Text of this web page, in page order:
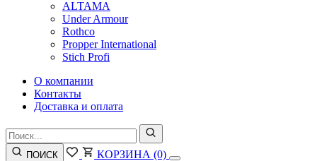
ALTAMA
Under Armour
Rothco
Propper International
Stich Profi
О компании
Контакты
Доставка и оплата
ПОИСК КОРЗИНА (0)